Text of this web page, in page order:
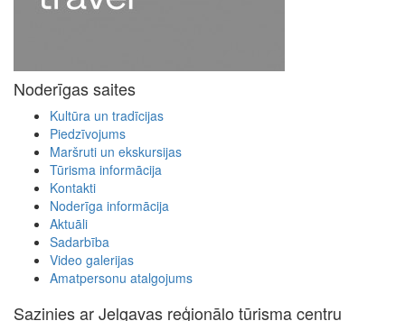
Noderīgas saites
Kultūra un tradīcijas
Piedzīvojums
Maršruti un ekskursijas
Tūrisma informācija
Kontakti
Noderīga informācija
Aktuāli
Sadarbība
Video galerijas
Amatpersonu atalgojums
Sazinies ar Jelgavas reģionālo tūrisma centru